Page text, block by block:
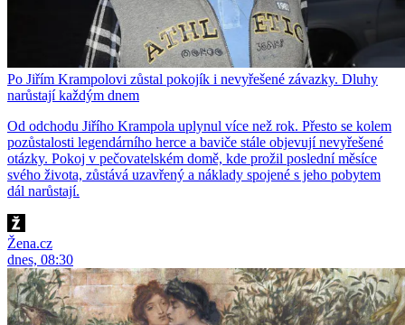
Po Jiřím Krampolovi zůstal pokojík i nevyřešené závazky. Dluhy
narůstají každým dnem
Od odchodu Jiřího Krampola uplynul více než rok. Přesto se kolem
pozůstalosti legendárního herce a baviče stále objevují nevyřešené
otázky. Pokoj v pečovatelském domě, kde prožil poslední měsíce
svého života, zůstává uzavřený a náklady spojené s jeho pobytem
dál narůstají.
Žena.cz
dnes, 08:30